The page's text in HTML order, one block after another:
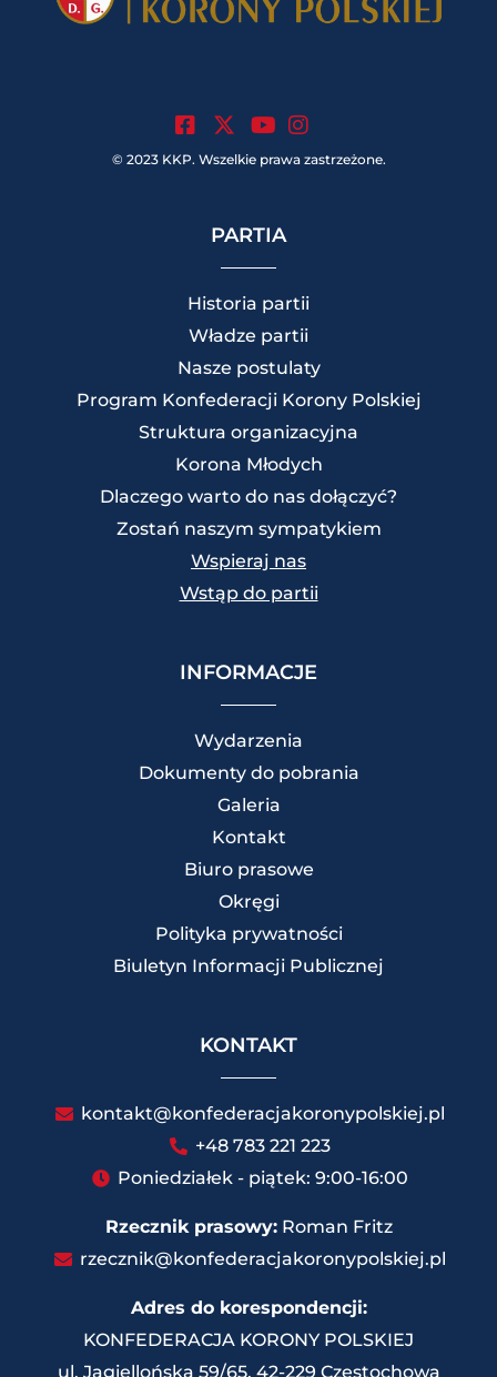
© 2023 KKP. Wszelkie prawa zastrzeżone.
PARTIA
Historia partii
Władze partii
Nasze postulaty
Program Konfederacji Korony Polskiej
Struktura organizacyjna
Korona Młodych
Dlaczego warto do nas dołączyć?
Zostań naszym sympatykiem
Wspieraj nas
Wstąp do partii
INFORMACJE
Wydarzenia
Dokumenty do pobrania
Galeria
Kontakt
Biuro prasowe
Okręgi
Polityka prywatności
Biuletyn Informacji Publicznej
KONTAKT
kontakt@konfederacjakoronypolskiej.pl
+48 783 221 223
Poniedziałek - piątek: 9:00-16:00
Rzecznik prasowy:Roman Fritz
rzecznik@konfederacjakoronypolskiej.pl
Adres do korespondencji:
KONFEDERACJA KORONY POLSKIEJ
ul. Jagiellońska 59/65, 42-229 Częstochowa